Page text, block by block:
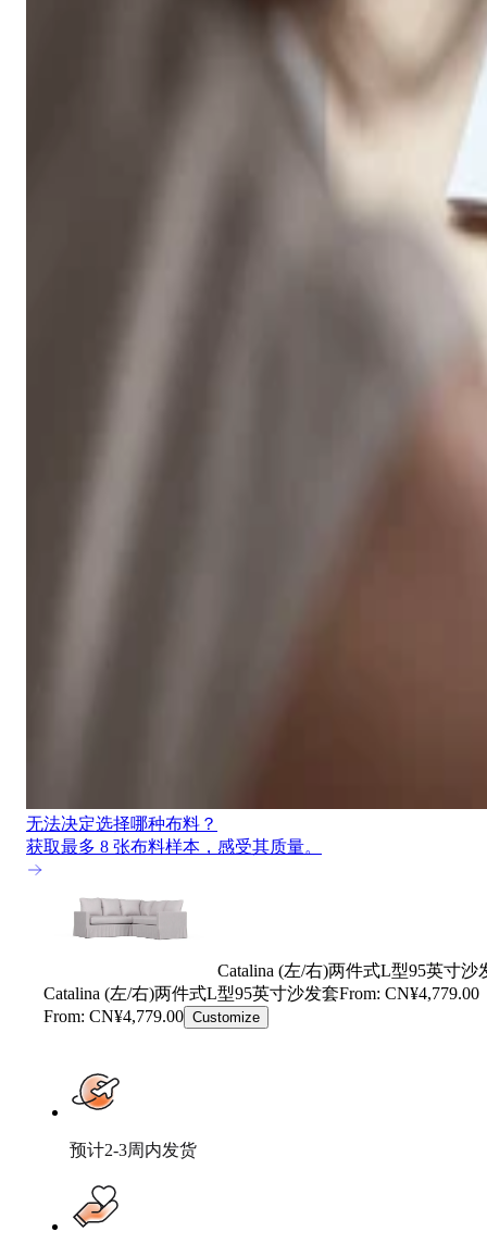
无法决定选择哪种布料？
获取最多 8 张布料样本，感受其质量。
Catalina (左/右)两件式L型95英寸沙
Catalina (左/右)两件式L型95英寸沙发套From: CN¥4,779.00
From: CN¥4,779.00 Customize
预计2-3周内发货